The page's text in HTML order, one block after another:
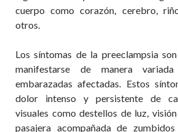
cuerpo como corazón, cerebro,
otros.
Los síntomas de la preeclampsiason
manifestarse de manera
embarazadas afectadas. Estos
dolor intenso y persistente de
visuales como destellos de luz,
pasajera acompañada de